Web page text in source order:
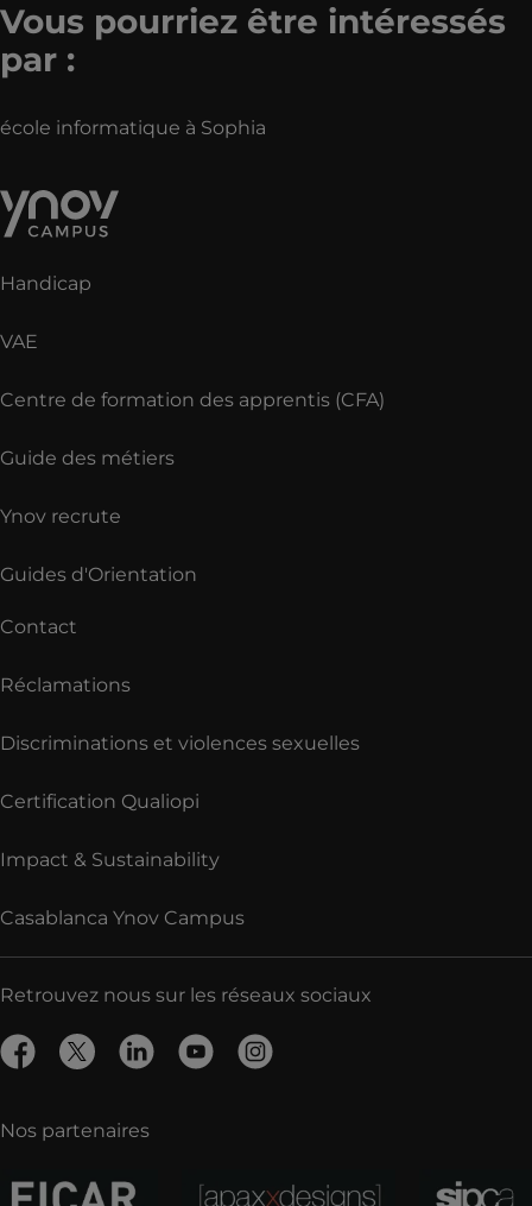
Vous pourriez être intéressés
par :
école informatique à Sophia
Handicap
VAE
Centre de formation des apprentis (CFA)
Guide des métiers
Ynov recrute
Guides d'Orientation
Contact
Réclamations
Discriminations et violences sexuelles
Certification Qualiopi
Impact & Sustainability
Casablanca Ynov Campus
Retrouvez nous sur les réseaux sociaux
Nos partenaires